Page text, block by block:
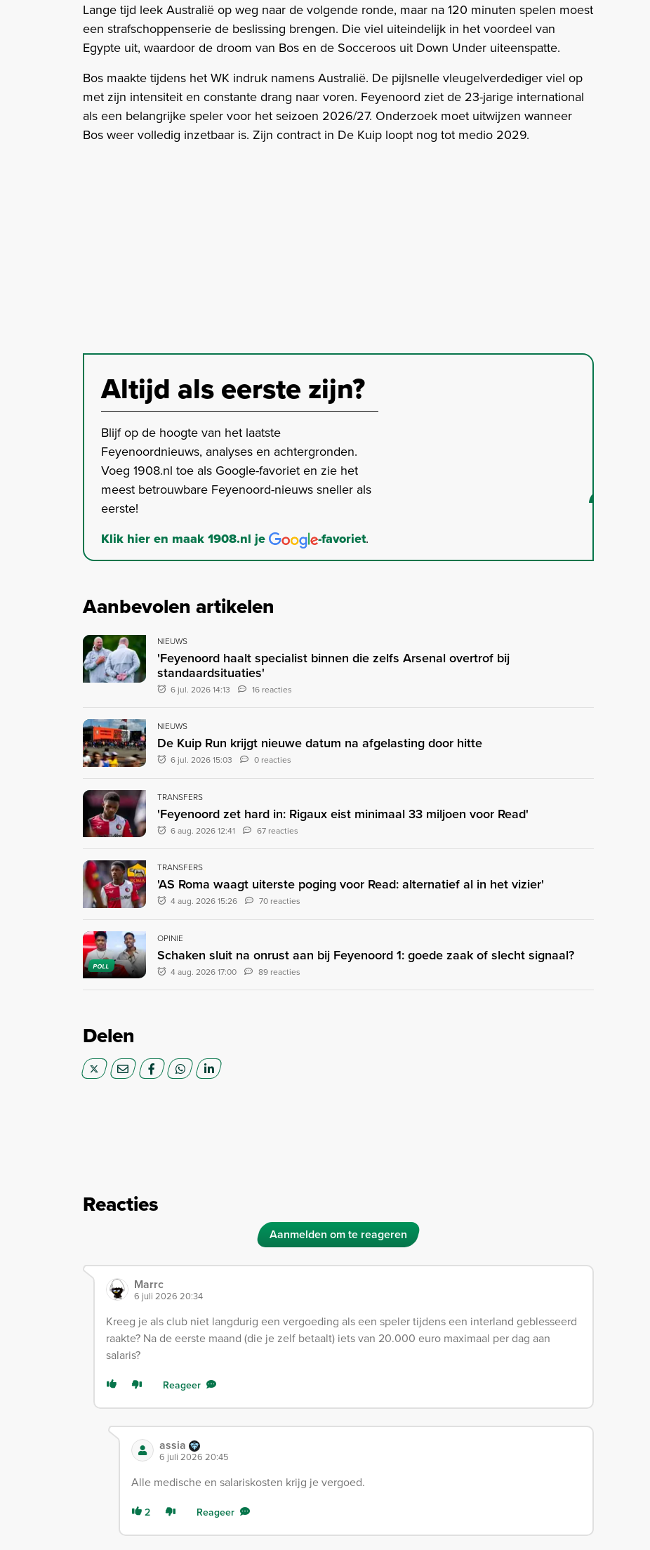
Lange tijd leek Australië op weg naar de volgende ronde, maar na 120 minuten spelen moest
een strafschoppenserie de beslissing brengen. Die viel uiteindelijk in het voordeel van
Egypte uit, waardoor de droom van Bos en de Socceroos uit Down Under uiteenspatte.
Bos maakte tijdens het WK indruk namens Australië. De pijlsnelle vleugelverdediger viel op
met zijn intensiteit en constante drang naar voren. Feyenoord ziet de 23-jarige international
als een belangrijke speler voor het seizoen 2026/27. Onderzoek moet uitwijzen wanneer
Bos weer volledig inzetbaar is. Zijn contract in De Kuip loopt nog tot medio 2029.
Altijd als eerste zijn?
Blijf op de hoogte van het laatste
Feyenoordnieuws, analyses en achtergronden.
Voeg 1908.nl toe als Google-favoriet en zie het
meest betrouwbare Feyenoord-nieuws sneller als
eerste!
Klik hier en maak 1908.nl je -favoriet.
Aanbevolen artikelen
NIEUWS
'Feyenoord haalt specialist binnen die zelfs Arsenal overtrof bij
standaardsituaties'
6 jul. 2026 14:13 16 reacties
NIEUWS
De Kuip Run krijgt nieuwe datum na afgelasting door hitte
6 jul. 2026 15:03 0 reacties
TRANSFERS
'Feyenoord zet hard in: Rigaux eist minimaal 33 miljoen voor Read'
6 aug. 2026 12:41 67 reacties
TRANSFERS
'AS Roma waagt uiterste poging voor Read: alternatief al in het vizier'
4 aug. 2026 15:26 70 reacties
POLL
OPINIE
Schaken sluit na onrust aan bij Feyenoord 1: goede zaak of slecht signaal?
4 aug. 2026 17:00 89 reacties
Delen
Reacties
Aanmelden om te reageren
Marrc
6 juli 2026 20:34
Kreeg je als club niet langdurig een vergoeding als een speler tijdens een interland geblesseerd
raakte? Na de eerste maand (die je zelf betaalt) iets van 20.000 euro maximaal per dag aan
salaris?
Reageer
assia
6 juli 2026 20:45
Alle medische en salariskosten krijg je vergoed.
2 Reageer